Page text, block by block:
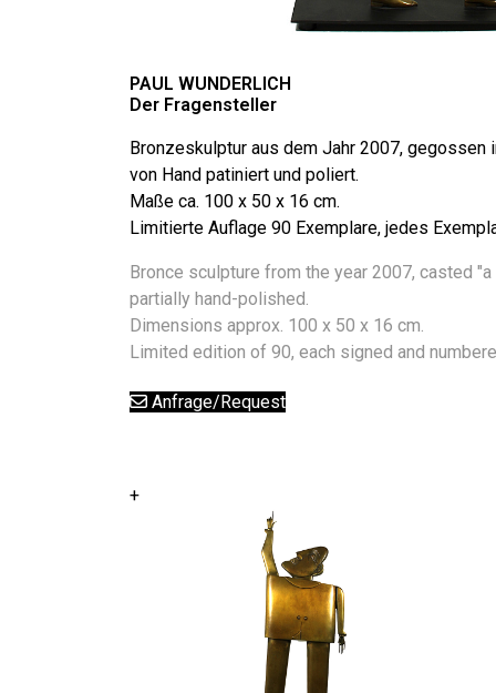
PAUL WUNDERLICH
Der Fragensteller
Bronzeskulptur aus dem Jahr 2007, gegossen
von Hand patiniert und poliert.
Maße ca. 100 x 50 x 16 cm.
Limitierte Auflage 90 Exemplare, jedes
Bronce sculpture from the year 2007, casted
partially hand-polished.
Dimensions approx. 100 x 50 x 16 cm.
Limited edition of 90, each signed and
Anfrage/Request
+